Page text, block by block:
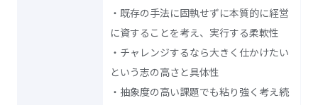
・既存の手法に固執せずに本質的に経営
に資することを考え、実行する柔軟性
・チャレンジするなら大きく仕かけたい
という志の高さと具体性
・抽象度の高い課題でも粘り強く考え続